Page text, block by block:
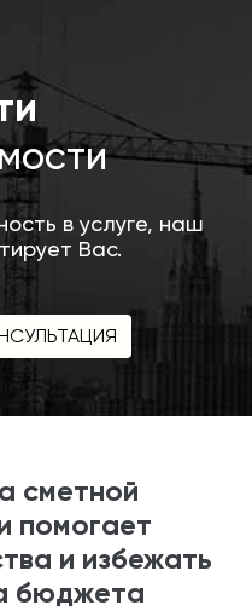
в услуге, наш
Вас.
сметной
помогает
и избежать
бюджета